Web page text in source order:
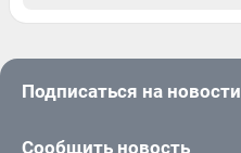
Подписаться на новости
Сообщить новость